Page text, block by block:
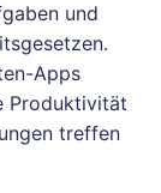
und
Apps
Produktivität
treffen